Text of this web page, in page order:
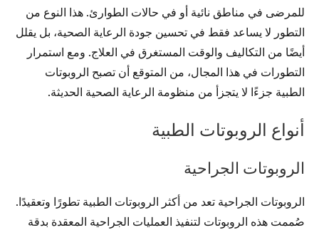
للمرضى في مناطق نائية أو في حالات الطوارئ. هذا النوع من
التطور لا يساعد فقط في تحسين جودة الرعاية الصحية، بل يقلل
أيضًا من التكاليف والوقت المستغرق في العلاج. ومع استمرار
التطورات في هذا المجال، من المتوقع أن تصبح الروبوتات
الطبية جزءًا لا يتجزأ من منظومة الرعاية الصحية الحديثة.
أنواع الروبوتات الطبية
الروبوتات الجراحية
الروبوتات الجراحية تعد من أكثر الروبوتات الطبية تطورًا وتعقيدًا.
صُممت هذه الروبوتات لتنفيذ العمليات الجراحية المعقدة بدقة